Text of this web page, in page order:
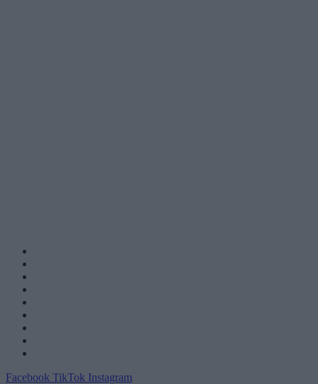
Facebook TikTok Instagram